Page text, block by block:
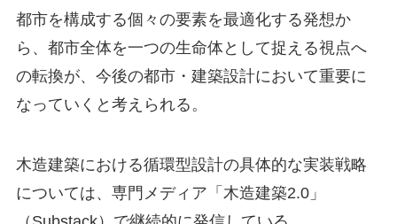
都市を構成する個々の要素を最適化する発想か
ら、都市全体を一つの生命体として捉える視点へ
の転換が、今後の都市・建築設計において重要に
なっていくと考えられる。
木造建築における循環型設計の具体的な実装戦略
については、専門メディア「木造建築2.0」